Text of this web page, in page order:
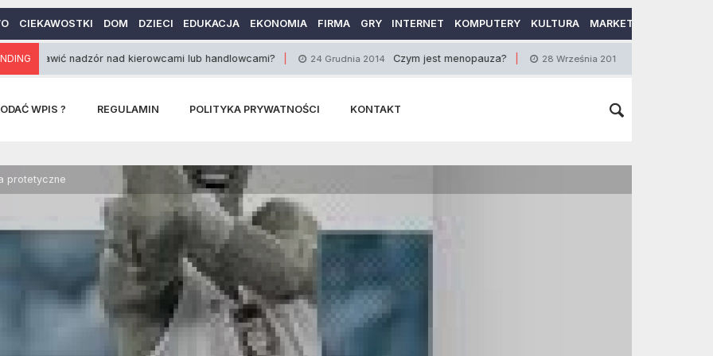
CIEKAWOSTKI DOM DZIECI EDUKACJA EKONOMIA FIRMA GRY INTERNET KOMPUTERY KULTURA MARKETING
nadzór nad kierowcami lub handlowcami? 24 Grudnia 2014 Czym jest menopauza? 28 Września 2015 Luksusowe nieruchomości
WPIS ? REGULAMIN POLITYKA PRYWATNOŚCI KONTAKT
protetyczne